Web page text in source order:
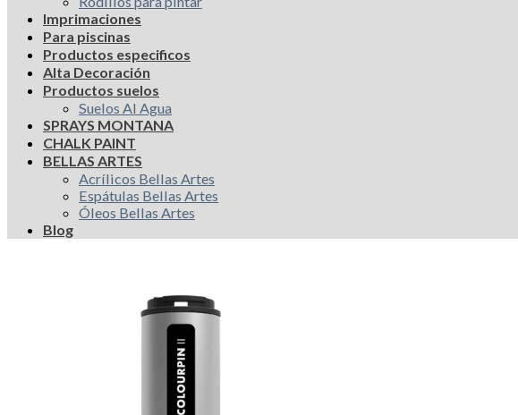
Imprimaciones
Para piscinas
Productos especificos
Alta Decoración
Productos suelos
Suelos Al Agua
SPRAYS MONTANA
CHALK PAINT
BELLAS ARTES
Acrílicos Bellas Artes
Espátulas Bellas Artes
Óleos Bellas Artes
Blog